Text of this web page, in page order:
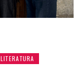
LITERATURA